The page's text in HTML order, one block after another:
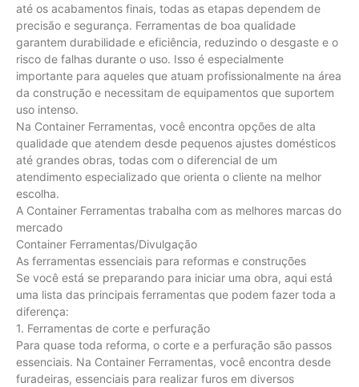
até os acabamentos finais, todas as etapas dependem de
precisão e segurança. Ferramentas de boa qualidade
garantem durabilidade e eficiência, reduzindo o desgaste e o
risco de falhas durante o uso. Isso é especialmente
importante para aqueles que atuam profissionalmente na área
da construção e necessitam de equipamentos que suportem
uso intenso.
Na Container Ferramentas, você encontra opções de alta
qualidade que atendem desde pequenos ajustes domésticos
até grandes obras, todas com o diferencial de um
atendimento especializado que orienta o cliente na melhor
escolha.
A Container Ferramentas trabalha com as melhores marcas do
mercado
Container Ferramentas/Divulgação
As ferramentas essenciais para reformas e construções
Se você está se preparando para iniciar uma obra, aqui está
uma lista das principais ferramentas que podem fazer toda a
diferença:
1. Ferramentas de corte e perfuração
Para quase toda reforma, o corte e a perfuração são passos
essenciais. Na Container Ferramentas, você encontra desde
furadeiras, essenciais para realizar furos em diversos